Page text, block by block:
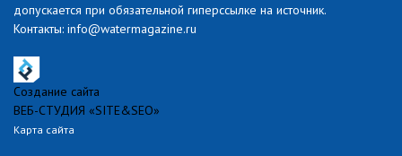
допускается при обязательной гиперссылке на источник.
Контакты: info@watermagazine.ru
Создание сайта
ВЕБ-СТУДИЯ «SITE&SEO»
Карта сайта